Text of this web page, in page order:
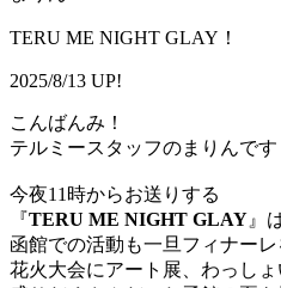
TERU ME NIGHT GLAY！
2025/8/13 UP!
こんばんみ！
テルミースタッフのまりんです
今夜11時からお送りする
『TERU ME NIGHT GLAY 』
函館での活動も一旦フィナー
花火大会にアート展、わっしょ